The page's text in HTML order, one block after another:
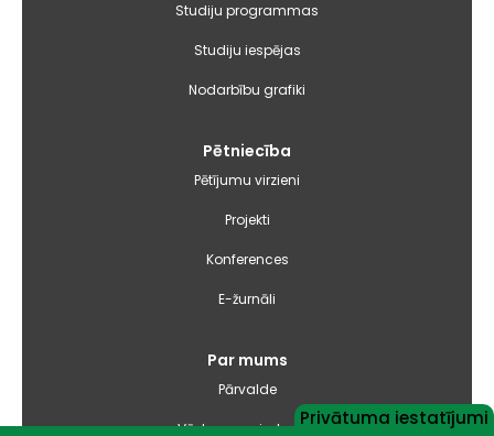
Studiju programmas
Studiju iespējas
Nodarbību grafiki
Pētniecība
Pētījumu virzieni
Projekti
Konferences
E-žurnāli
Par mums
Pārvalde
Vēsture un simbolikaPrivātuma iestatījumi